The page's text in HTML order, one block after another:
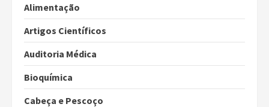
Alimentação
Artigos Científicos
Auditoria Médica
Bioquímica
Cabeça e Pescoço